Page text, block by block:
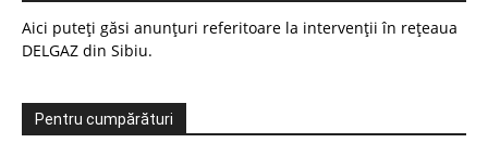
Aici puteți găsi anunțuri referitoare la intervenții în rețeaua
DELGAZ din Sibiu.
Pentru cumpărături